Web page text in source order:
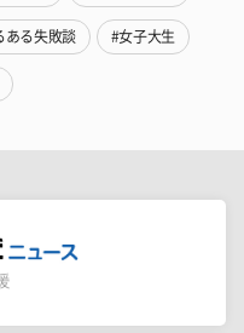
ある失敗談 #女子大生